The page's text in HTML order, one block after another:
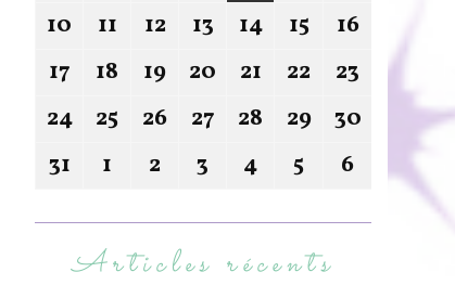
10
11 12 13 14 15
16
17
18 19 20 21 22
23
24
25 26 27 28 29
30
31
1 2 3 4 5 6
Articles récents